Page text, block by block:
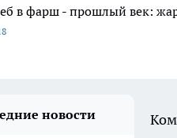
в фарш - прошлый век:
новости